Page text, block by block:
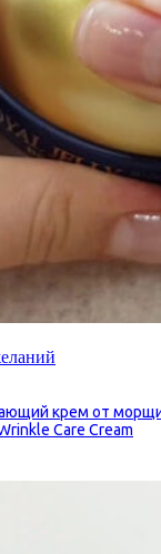
крем от
Care Cream